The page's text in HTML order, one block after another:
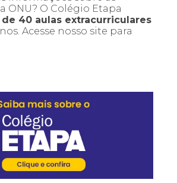
ONU? O Colégio Etapa
de 40 aulas extracurriculares
Acesse nosso site para